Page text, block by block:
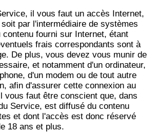
il vous faut un accès Internet,
par l'intermédiaire de systèmes
fourni sur Internet, étant
frais correspondants sont à
De plus, vous devez vous munir de
et notamment d'un ordinateur,
d'un modem ou de tout autre
afin d'assurer cette connexion au
vous faut être conscient que, dans
Service, est diffusé du contenu
et dont l'accès est donc réservé
18 ans et plus.